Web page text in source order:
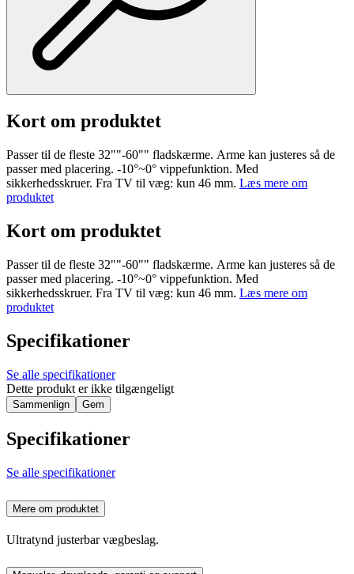
Kort om produktet
Passer til de fleste 32""-60"" fladskærme. Arme kan justeres så de
passer med placering. -10°~0° vippefunktion. Med
sikkerhedsskruer. Fra TV til væg: kun 46 mm. Læs mere om
produktet
Kort om produktet
Passer til de fleste 32""-60"" fladskærme. Arme kan justeres så de
passer med placering. -10°~0° vippefunktion. Med
sikkerhedsskruer. Fra TV til væg: kun 46 mm. Læs mere om
produktet
Specifikationer
Se alle specifikationer
Dette produkt er ikke tilgængeligt
Sammenlign Gem
Specifikationer
Se alle specifikationer
Mere om produktet
Ultratynd justerbar vægbeslag.